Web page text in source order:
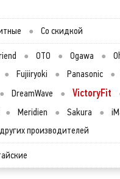
● Со скидкой
● OTO ● Ogawa ●
● Fujiiryoki ● Panasonic ●
● DreamWave ● VictoryFit
● Meridien ● Sakura ●
производителей